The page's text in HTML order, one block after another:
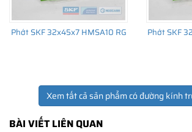
Phớt SKF 32x45x7 HMSA10 RG Phớt SKF
Xem tất cả sản phẩm có đường kính
BÀI VIẾT LIÊN QUAN